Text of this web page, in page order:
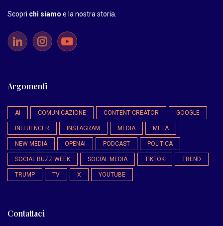
Scopri chi siamo e la nostra storia
Argomenti
AI COMUNICAZIONE CONTENT CREATOR GOOGLE
INFLUENCER INSTAGRAM MEDIA META
NEW MEDIA OPENAI PODCAST POLITICA
SOCIAL BUZZ WEEK SOCIAL MEDIA TIKTOK TREND
TRUMP TV X YOUTUBE
Contattaci